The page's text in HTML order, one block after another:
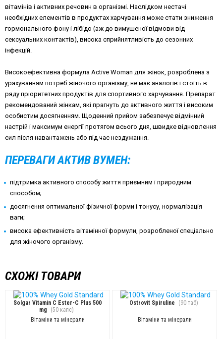
вітамінів і активних речовин в організмі. Наслідком нестачі
необхідних елементів в продуктах харчування може стати зниження
гормонального фону і лібідо (аж до вимушеної відмови від
сексуальних контактів), висока сприйнятливість до сезонних
інфекцій.
Високоефективна формула Active Woman для жінок, розроблена з
урахуванням потреб жіночого організму, не має аналогів і стоїть в
ряду пріоритетних продуктів для спортивного харчування. Препарат
рекомендований жінкам, які прагнуть до активного життя і високим
особистим досягненням. Щоденний прийом забезпечує відмінний
настрій і максимум енергії протягом всього дня, швидке відновлення
сил після навантажень або під час нездужання.
ПЕРЕВАГИ АКТИВ ВУМЕН:
підтримка активного способу життя приємним і природним
способом;
досягнення оптимальної фізичної форми і тонусу, нормалізація
ваги;
висока ефективність вітамінної формули, розробленої спеціально
для жіночого організму.
СХОЖІ ТОВАРИ
Solgar Vitamin С Ester-C Plus 500
mg
(50 капс)
Вітаміни та мінерали
Ostrovit Spiruline (90 таб)
Вітаміни та мінерали